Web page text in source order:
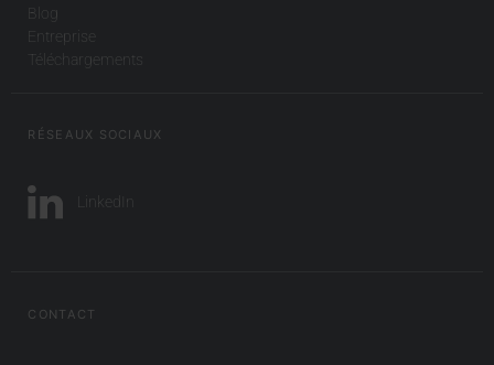
Blog
Entreprise
Téléchargements
RÉSEAUX SOCIAUX
LinkedIn
CONTACT